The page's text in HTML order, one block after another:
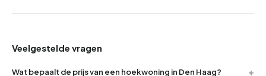
Een hoekwoning heeft voordelen die in Den Haag extra tellen: een
Haagse straten soms het verschil tussen een donkere en een
Veelgestelde vragen
Wat bepaalt de prijs van een hoekwoning in Den Haag?